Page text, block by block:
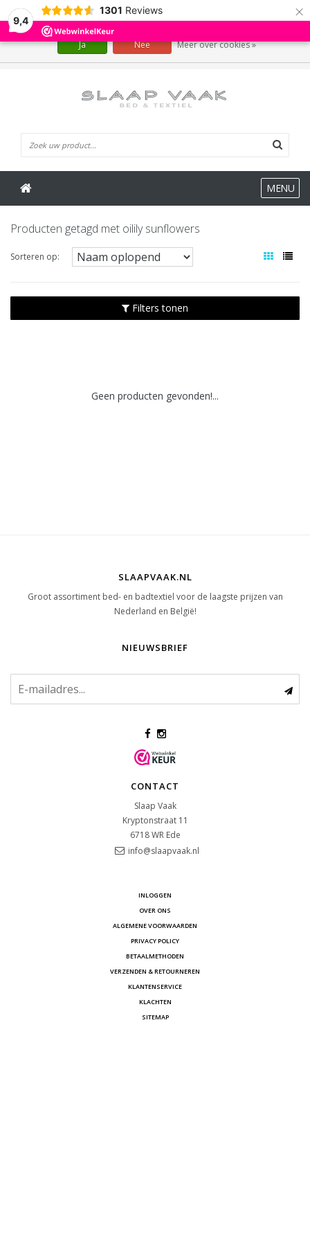
9,4
1301 Reviews ×
MENU
Producten getagd met oilily sunflowers
Sorteren op:
Filters tonen
Geen producten gevonden!...
SLAAPVAAK.NL
Groot assortiment bed- en badtextiel voor de laagste prijzen van
Nederland en België!
NIEUWSBRIEF
CONTACT
Slaap Vaak
Kryptonstraat 11
6718 WR Ede
info@slaapvaak.nl
INLOGGEN
OVER ONS
ALGEMENE VOORWAARDEN
PRIVACY POLICY
BETAALMETHODEN
VERZENDEN & RETOURNEREN
KLANTENSERVICE
KLACHTEN
SITEMAP
Wij slaan cookies op om onze website te verbeteren. Is dat akkoord?
Ja Nee Meer over cookies »